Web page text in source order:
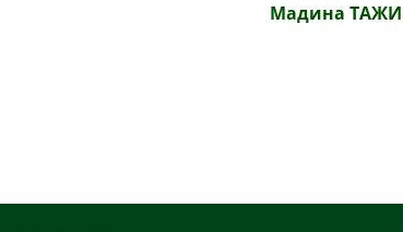
Мадина